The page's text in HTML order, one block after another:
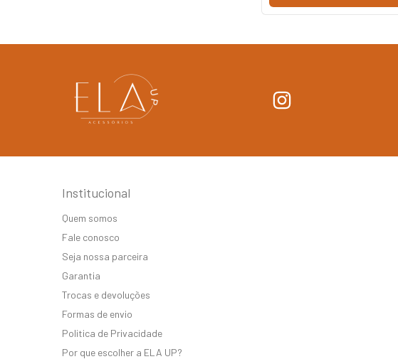
Institucional
Quem somos
Fale conosco
Seja nossa parceira
Garantia
Trocas e devoluções
Formas de envio
Politica de Privacidade
Por que escolher a ELA UP?